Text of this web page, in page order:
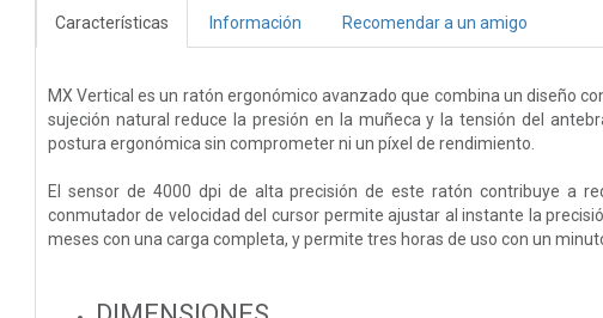
Características Información Recomendar a un amigo
MX Vertical es un ratón ergonómico avanzado que combina un diseño
sujeción natural reduce la presión en la muñeca y la tensión del
postura ergonómica sin comprometer ni un píxel de rendimiento.
El sensor de 4000 dpi de alta precisión de este ratón contribuye a
conmutador de velocidad del cursor permite ajustar al instante la
meses con una carga completa, y permite tres horas de uso con un